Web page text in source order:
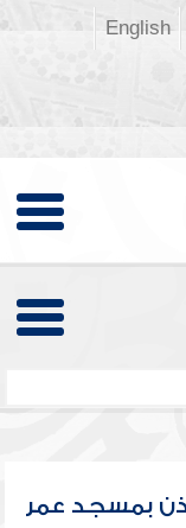
English
بمسجد عمر